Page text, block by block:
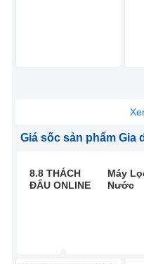
Giá sốc sản phẩm Gia
8.8 THÁCH
ĐẤU ONLINE
Máy
Nước